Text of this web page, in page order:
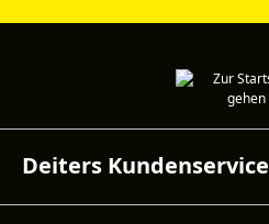
Deiters Kundenservice